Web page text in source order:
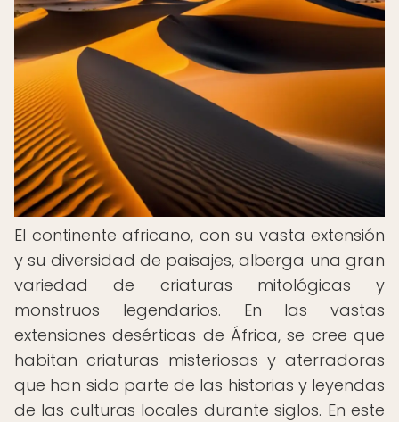
El continente africano, con su vasta extensión
y su diversidad de paisajes, alberga una gran
variedad de criaturas mitológicas y
monstruos legendarios. En las vastas
extensiones desérticas de África, se cree que
habitan criaturas misteriosas y aterradoras
que han sido parte de las historias y leyendas
de las culturas locales durante siglos. En este